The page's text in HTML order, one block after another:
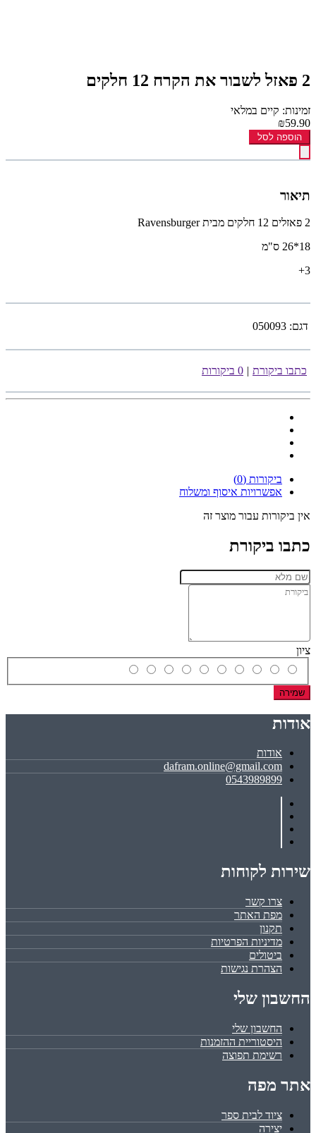
2 פאזל לשבור את הקרח 12 חלקים
זמינות: קיים במלאי
₪59.90
הוספה לסל
תיאור
2 פאזלים 12 חלקים מבית
Ravensburger
18*26 ס"מ
3+
דגם: 050093
כתבו ביקורת | 0 ביקורות
ביקורות (0)
אפשרויות איסוף ומשלוח
אין ביקורות עבור מוצר זה
כתבו ביקורת
ציון
שמירה
אודות
אודות
dafram.online@gmail.com
0543989899
שירות לקוחות
צרו קשר
מפת האתר
תקנון
מדיניות הפרטיות
ביטולים
הצהרת נגישות
החשבון שלי
החשבון שלי
היסטוריית ההזמנות
רשימת תפוצה
אתר מפה
ציוד לבית ספר
יצירה